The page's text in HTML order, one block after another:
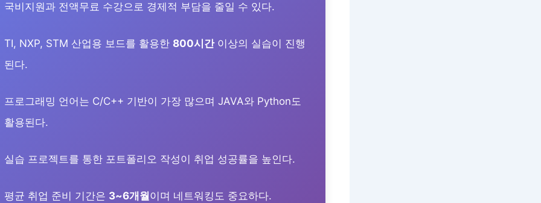
국비지원과 전액무료 수강으로 경제적 부담을 줄일 수 있다.
TI, NXP, STM 산업용 보드를 활용한 800시간이상의 실습이 진행
된다.
프로그래밍 언어는 C/C++ 기반이 가장 많으며 JAVA와 Python도
활용된다.
실습 프로젝트를 통한 포트폴리오 작성이 취업 성공률을 높인다.
평균 취업 준비 기간은 3~6개월 이며 네트워킹도 중요하다.